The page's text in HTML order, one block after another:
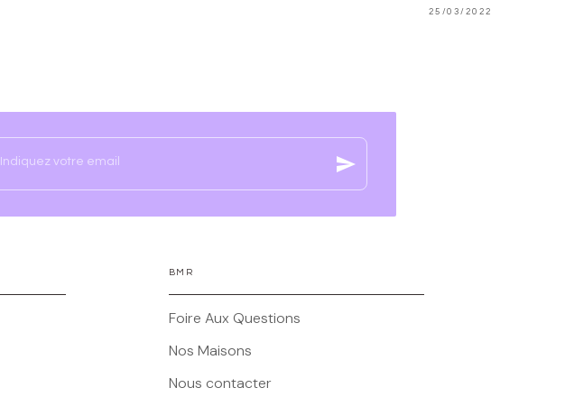
25/03/2022
Indiquez votre email send
BMR
Foire Aux Questions
Nos Maisons
Nous contacter